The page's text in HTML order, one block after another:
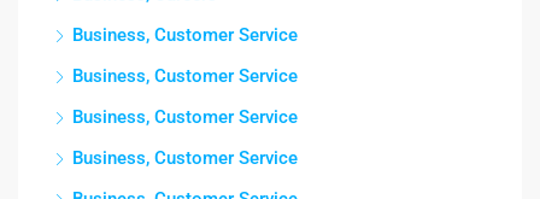
Business, Customer Service
Business, Customer Service
Business, Customer Service
Business, Customer Service